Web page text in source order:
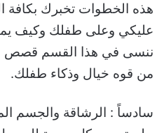
هذه الخطوات تخبرك بكافة
عليكي وعلى طفلك وكيف
ننسى في هذا القسم قصص
من قوه خيال وذكاء طفلك.
سادساً : الرشاقة والجسم